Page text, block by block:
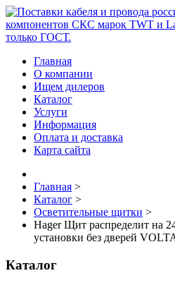
Главная
О компании
Ищем дилеров
Каталог
Услуги
Информация
Оплата и доставка
Карта сайта
Главная >
Каталог >
Осветительные щитки >
Hager Щит распределит на
установки без дверей
Каталог